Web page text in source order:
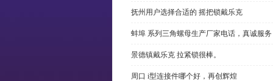
抚州用户选择合适的 摇把锁戴乐克
蚌埠 系列三角螺母生产厂家电话，真诚服务
景德镇戴乐克 拉紧锁很棒。
周口 i型连接件哪个好，再创辉煌